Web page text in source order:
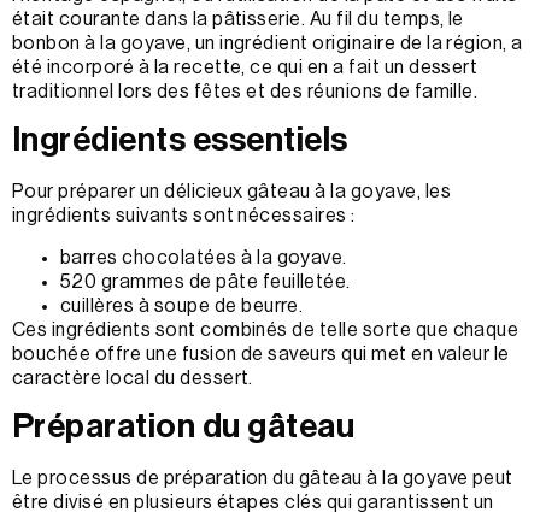
était courante dans la pâtisserie. Au fil du temps, le
bonbon à la goyave, un ingrédient originaire de la région, a
été incorporé à la recette, ce qui en a fait un dessert
traditionnel lors des fêtes et des réunions de famille.
Ingrédients essentiels
Pour préparer un délicieux gâteau à la goyave, les
ingrédients suivants sont nécessaires :
barres chocolatées à la goyave.
520 grammes de pâte feuilletée.
cuillères à soupe de beurre.
Ces ingrédients sont combinés de telle sorte que chaque
bouchée offre une fusion de saveurs qui met en valeur le
caractère local du dessert.
Préparation du gâteau
Le processus de préparation du gâteau à la goyave peut
être divisé en plusieurs étapes clés qui garantissent un